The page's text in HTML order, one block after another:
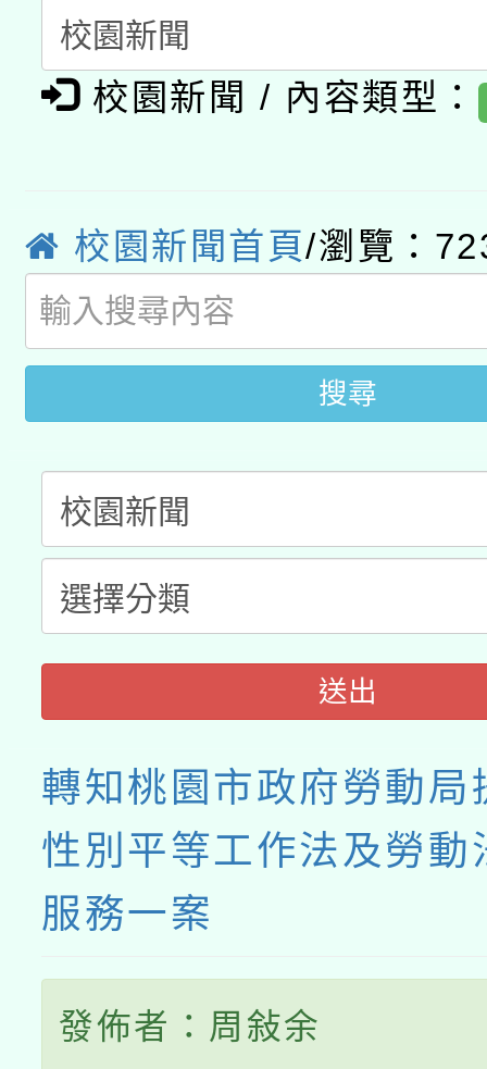
「數位內容與教學軟體
pilot」
有關大陸委員會函釋公
轉知經濟部水利署委託
用水績優單位及節水達
動」
桃園市孔廟祈福系列
開 智慧啟航」
2026年桃園地景藝術
校園新聞 / 內容類型：
校園新聞首頁/瀏覽：
搜尋
送出
轉知桃園市政府勞動局
性別平等工作法及勞動
服務一案
發佈者：周敍余